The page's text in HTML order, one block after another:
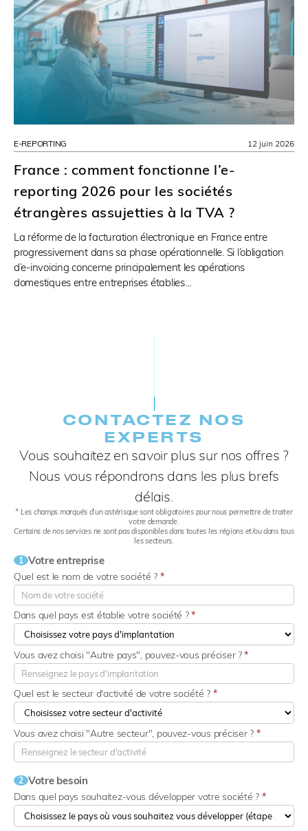
E-REPORTING
France : comment fonctionne l’e-
reporting 2026 pour les sociétés
étrangères assujetties à la TVA ?
La réforme de la facturation électronique en France entre
progressivement dans sa phase opérationnelle. Si l’obligation
d’e-invoicing concerne principalement les opérations
domestiques entre entreprises établies…
12 juin 2026
CONTACTEZ NOS
EXPERTS​
Vous souhaitez en savoir plus sur nos offres ?
Nous vous répondrons dans les plus brefs
délais.
* Les champs marqués d’un astérisque sont obligatoires pour nous permettre de traiter
votre demande.
Certains de nos services ne sont pas disponibles dans toutes les régions et/ou dans tous
les secteurs.
1 Votre entreprise
Quel est le nom de votre société ? *
Dans quel pays est établie votre société ?*
Quel est le secteur d'activité de votre société ? *
Vous avez choisi "Autre pays", pouvez-vous préciser ?*
Vous avez choisi "Autre secteur", pouvez-vous préciser ? *
2 Votre besoin
Dans quel pays souhaitez-vous développer votre société ? *